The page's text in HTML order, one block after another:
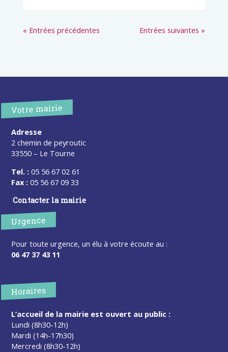
« Entrées précédentes Entrées suivantes »
Votre mairie
Adresse
2 chemin de peyroutic
33550 – Le Tourne
Tel. : 05 56 67 02 61
Fax : 05 56 67 09 33
Contacter la mairie
Urgence
Pour toute urgence, un élu à votre écoute au :
06 47 37 43 11
Horaires
L’accueil de la mairie est ouvert au public :
Lundi (8h30-12h)
Mardi (14h-17h30)
Mercredi (8h30-12h)